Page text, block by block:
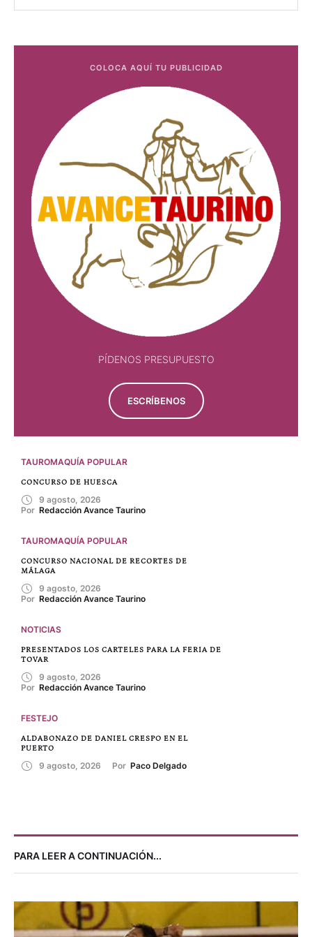
COLOCA AQUÍ TU PUBLICIDAD
PÍDENOS PRESUPUESTO
ESCRÍBENOS
TAUROMAQUÍA POPULAR
CONCURSO DE HUESCA
9 agosto, 2026
Por Redacción Avance Taurino
TAUROMAQUÍA POPULAR
CONCURSO NACIONAL DE RECORTES DE
MÁLAGA
9 agosto, 2026
Por Redacción Avance Taurino
NOTICIAS
PRESENTADOS LOS CARTELES PARA LA FERIA DE
TOVAR
9 agosto, 2026
Por Redacción Avance Taurino
FESTEJO
ALDABONAZO DE DANIEL CRESPO EN EL
PUERTO
9 agosto, 2026 Por Paco Delgado
PARA LEER A CONTINUACIÓN...